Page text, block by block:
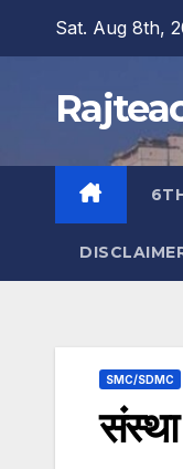
Sat. Aug 8th,
SMC/SDMC